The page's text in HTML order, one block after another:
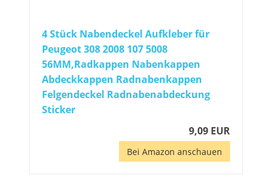
4 Stück Nabendeckel Aufkleber für
Peugeot 308 2008 107 5008
56MM,Radkappen Nabenkappen
Abdeckkappen Radnabenkappen
Felgendeckel Radnabenabdeckung
Sticker
9,09 EUR
Bei Amazon anschauen